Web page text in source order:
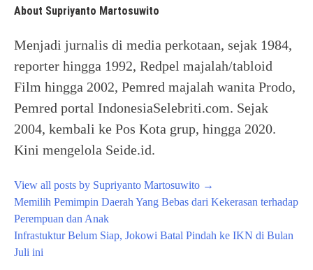
About Supriyanto Martosuwito
Menjadi jurnalis di media perkotaan, sejak 1984,
reporter hingga 1992, Redpel majalah/tabloid
Film hingga 2002, Pemred majalah wanita Prodo,
Pemred portal IndonesiaSelebriti.com. Sejak
2004, kembali ke Pos Kota grup, hingga 2020.
Kini mengelola Seide.id.
View all posts by Supriyanto Martosuwito →
Post
navigation
Memilih Pemimpin Daerah Yang Bebas dari Kekerasan terhadap
Perempuan dan Anak
Infrastuktur Belum Siap, Jokowi Batal Pindah ke IKN di Bulan
Juli ini